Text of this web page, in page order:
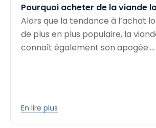
Pourquoi acheter de la viande
Alors que la tendance à l’achat
de plus en plus populaire, la
connaît également son apogée....
En lire plus